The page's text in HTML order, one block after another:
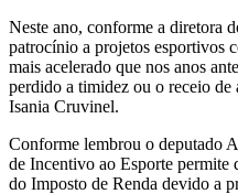
Neste ano, conforme a diretora
patrocínio a projetos esportivos
mais acelerado que nos anos
perdido a timidez ou o receio de
Isania Cruvinel.
Conforme lembrou o deputado
de Incentivo ao Esporte permite
do Imposto de Renda devido a